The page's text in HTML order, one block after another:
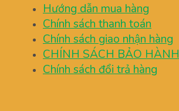
Hướng dẫn mua hàng
Chính sách thanh toán
Chính sách giao nhận hàng
CHÍNH SÁCH BẢO HÀNH
Chính sách đổi trả hàng